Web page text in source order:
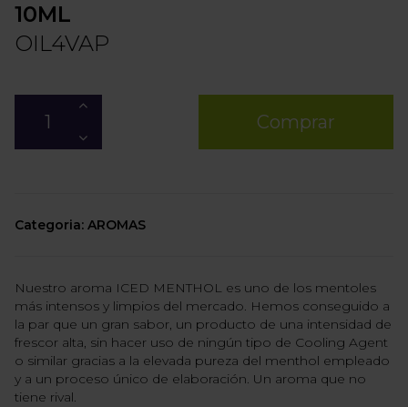
10ML
OIL4VAP
Comprar
Categoria: AROMAS
Nuestro aroma ICED MENTHOL es uno de los mentoles
más intensos y limpios del mercado. Hemos conseguido a
la par que un gran sabor, un producto de una intensidad de
frescor alta, sin hacer uso de ningún tipo de Cooling Agent
o similar gracias a la elevada pureza del menthol empleado
y a un proceso único de elaboración. Un aroma que no
tiene rival.